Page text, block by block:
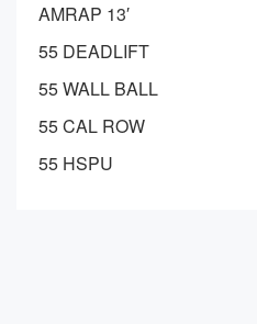
AMRAP 13′
55 DEADLIFT
55 WALL BALL
55 CAL ROW
55 HSPU